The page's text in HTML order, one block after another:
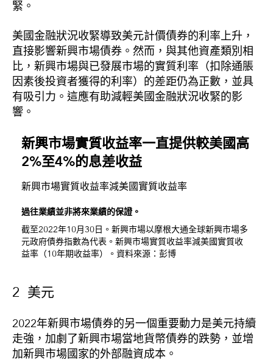
緊。
美國金融狀況收緊導致美元計價債券的利率上升，
直接影響新興市場債券。然而，與其他資產類別相
比，新興市場與已發展市場的實質利率（扣除通脹
因素後投資者獲得的利率）的差距仍為正數，並具
有吸引力。這應有助減輕美國金融狀況收緊的影
響。
新興市場實質收益率一直提供較美國高
2%至4%的息差收益
新興市場實質收益率減美國實質收益率
過往業績並非將來業績的保證。
截至2022年10月30日。新興市場以摩根大通全球新興市場多
元政府債券指數為代表。新興市場實質收益率減美國實質收
益率（10年期收益率）。資料來源：彭博
2 美元
2022年新興市場債券的另一個重要動力是美元持續
走強，加劇了新興市場當地貨幣債券的跌勢，並增
加新興市場國家的外部融資成本。